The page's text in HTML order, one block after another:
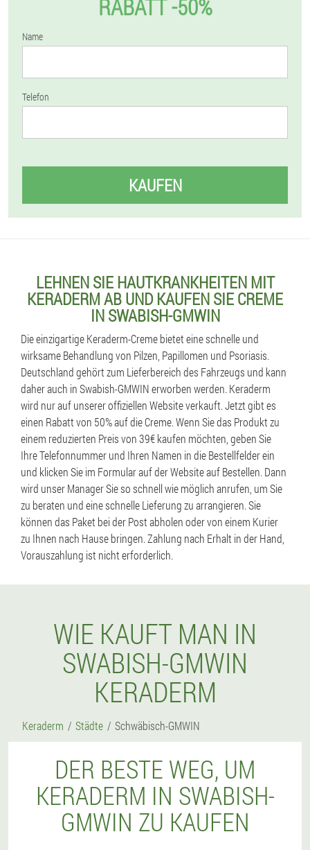
RABATT -50%
Name
Telefon
KAUFEN
LEHNEN SIE HAUTKRANKHEITEN MIT
KERADERM AB UND KAUFEN SIE CREME
IN SWABISH-GMWIN
Die einzigartige Keraderm-Creme bietet eine schnelle und
wirksame Behandlung von Pilzen, Papillomen und Psoriasis.
Deutschland gehört zum Lieferbereich des Fahrzeugs und kann
daher auch in Swabish-GMWIN erworben werden. Keraderm
wird nur auf unserer offiziellen Website verkauft. Jetzt gibt es
einen Rabatt von 50% auf die Creme. Wenn Sie das Produkt zu
einem reduzierten Preis von 39€ kaufen möchten, geben Sie
Ihre Telefonnummer und Ihren Namen in die Bestellfelder ein
und klicken Sie im Formular auf der Website auf Bestellen. Dann
wird unser Manager Sie so schnell wie möglich anrufen, um Sie
zu beraten und eine schnelle Lieferung zu arrangieren. Sie
können das Paket bei der Post abholen oder von einem Kurier
zu Ihnen nach Hause bringen. Zahlung nach Erhalt in der Hand,
Vorauszahlung ist nicht erforderlich.
WIE KAUFT MAN IN
SWABISH-GMWIN
KERADERM
Keraderm Städte Schwäbisch-GMWIN
DER BESTE WEG, UM
KERADERM IN SWABISH-
GMWIN ZU KAUFEN